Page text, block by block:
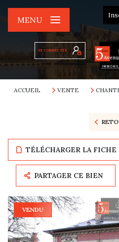
SE CONNECTER
MENU
ACCUEIL VENTE
TÉLÉCHARGER LA FICHE
PARTAGER CE BIEN
VENDU